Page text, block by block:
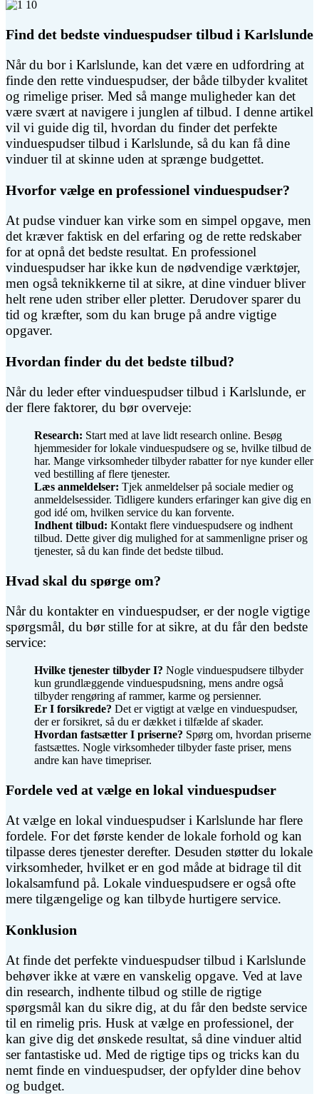
Find det bedste vinduespudser tilbud i Karlslunde
Når du bor i Karlslunde, kan det være en udfordring at
finde den rette vinduespudser, der både tilbyder kvalitet
og rimelige priser. Med så mange muligheder kan det
være svært at navigere i junglen af tilbud. I denne artikel
vil vi guide dig til, hvordan du finder det perfekte
vinduespudser tilbud i Karlslunde, så du kan få dine
vinduer til at skinne uden at sprænge budgettet.
Hvorfor vælge en professionel vinduespudser?
At pudse vinduer kan virke som en simpel opgave, men
det kræver faktisk en del erfaring og de rette redskaber
for at opnå det bedste resultat. En professionel
vinduespudser har ikke kun de nødvendige værktøjer,
men også teknikkerne til at sikre, at dine vinduer bliver
helt rene uden striber eller pletter. Derudover sparer du
tid og kræfter, som du kan bruge på andre vigtige
opgaver.
Hvordan finder du det bedste tilbud?
Når du leder efter vinduespudser tilbud i Karlslunde, er
der flere faktorer, du bør overveje:
Research: Start med at lave lidt research online. Besøg
hjemmesider for lokale vinduespudsere og se, hvilke tilbud de
har. Mange virksomheder tilbyder rabatter for nye kunder eller
ved bestilling af flere tjenester.
Læs anmeldelser: Tjek anmeldelser på sociale medier og
anmeldelsessider. Tidligere kunders erfaringer kan give dig en
god idé om, hvilken service du kan forvente.
Indhent tilbud: Kontakt flere vinduespudsere og indhent
tilbud. Dette giver dig mulighed for at sammenligne priser og
tjenester, så du kan finde det bedste tilbud.
Hvad skal du spørge om?
Når du kontakter en vinduespudser, er der nogle vigtige
spørgsmål, du bør stille for at sikre, at du får den bedste
service:
Hvilke tjenester tilbyder I? Nogle vinduespudsere tilbyder
kun grundlæggende vinduespudsning, mens andre også
tilbyder rengøring af rammer, karme og persienner.
Er I forsikrede? Det er vigtigt at vælge en vinduespudser,
der er forsikret, så du er dækket i tilfælde af skader.
Hvordan fastsætter I priserne? Spørg om, hvordan priserne
fastsættes. Nogle virksomheder tilbyder faste priser, mens
andre kan have timepriser.
Fordele ved at vælge en lokal vinduespudser
At vælge en lokal vinduespudser i Karlslunde har flere
fordele. For det første kender de lokale forhold og kan
tilpasse deres tjenester derefter. Desuden støtter du lokale
virksomheder, hvilket er en god måde at bidrage til dit
lokalsamfund på. Lokale vinduespudsere er også ofte
mere tilgængelige og kan tilbyde hurtigere service.
Konklusion
At finde det perfekte vinduespudser tilbud i Karlslunde
behøver ikke at være en vanskelig opgave. Ved at lave
din research, indhente tilbud og stille de rigtige
spørgsmål kan du sikre dig, at du får den bedste service
til en rimelig pris. Husk at vælge en professionel, der
kan give dig det ønskede resultat, så dine vinduer altid
ser fantastiske ud. Med de rigtige tips og tricks kan du
nemt finde en vinduespudser, der opfylder dine behov
og budget.